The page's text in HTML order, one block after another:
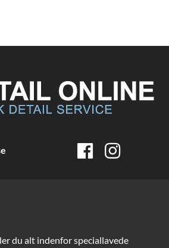
du alt indenfor speciallavede